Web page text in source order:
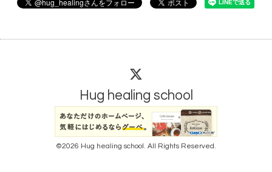
Hug healing school
©2026 Hug healing school . All Rights Reserved.